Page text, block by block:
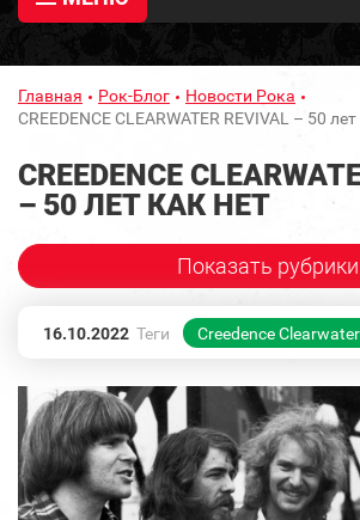
Главная Рок-Блог
Новости Рока
CREEDENCE CLEARWATER REVIVAL – 50
CREEDENCE
– 50 ЛЕТ КАК НЕТ
Показать рубрики
16.10.2022 Теги Creedence Clearwater